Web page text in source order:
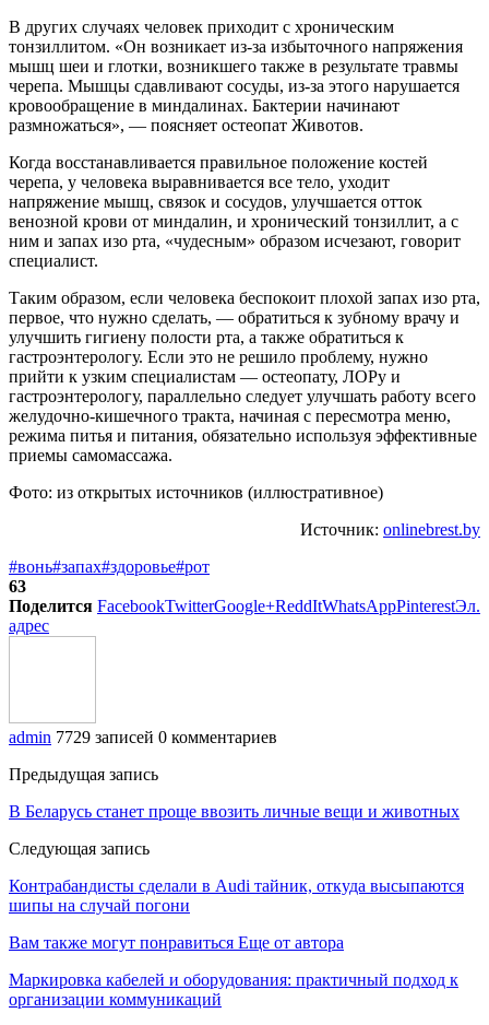
В других случаях человек приходит с хроническим
тонзиллитом. «Он возникает из-за избыточного напряжения
мышц шеи и глотки, возникшего также в результате травмы
черепа. Мышцы сдавливают сосуды, из-за этого нарушается
кровообращение в миндалинах. Бактерии начинают
размножаться», — поясняет остеопат Животов.
Когда восстанавливается правильное положение костей
черепа, у человека выравнивается все тело, уходит
напряжение мышц, связок и сосудов, улучшается отток
венозной крови от миндалин, и хронический тонзиллит, а с
ним и запах изо рта, «чудесным» образом исчезают, говорит
специалист.
Таким образом, если человека беспокоит плохой запах изо рта,
первое, что нужно сделать, — обратиться к зубному врачу и
улучшить гигиену полости рта, а также обратиться к
гастроэнтерологу. Если это не решило проблему, нужно
прийти к узким специалистам — остеопату, ЛОРу и
гастроэнтерологу, параллельно следует улучшать работу всего
желудочно-кишечного тракта, начиная с пересмотра меню,
режима питья и питания, обязательно используя эффективные
приемы самомассажа.
Фото: из открытых источников (иллюстративное)
Источник: onlinebrest.by
#вонь#запах#здоровье#рот
63
Поделится FacebookTwitterGoogle+ReddItWhatsAppPinterestЭл.
адрес
admin 7729 записей 0 комментариев
Предыдущая запись
В Беларусь станет проще ввозить личные вещи и животных
Следующая запись
Контрабандисты сделали в Audi тайник, откуда высыпаются
шипы на случай погони
Вам также могут понравиться Еще от автора
Маркировка кабелей и оборудования: практичный подход к
организации коммуникаций